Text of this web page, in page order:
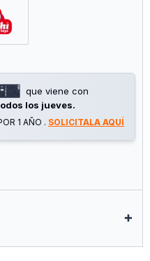
El Diseño Detallado De
Y Encantador, Siendo Un
Solo 60 G De Peso, Es
Este Peluche Es Un
Y La Creatividad,
Story. Regala A Tu Hijo A
En Sus Juegos,
que viene con
los jueves.
1 AÑO . SOLICITALA AQUÍ